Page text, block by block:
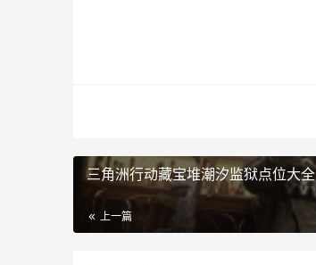
三角洲行动藏宝堆潮汐监狱点位大全
上一篇